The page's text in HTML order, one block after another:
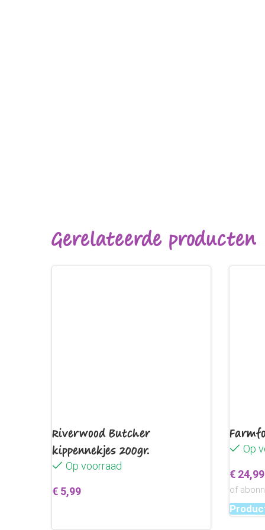
Gerelateerde producten
Riverwood Butcher
kippennekjes 200gr.
Op voorraad
€ 5,99
Op
€ 24,99
of